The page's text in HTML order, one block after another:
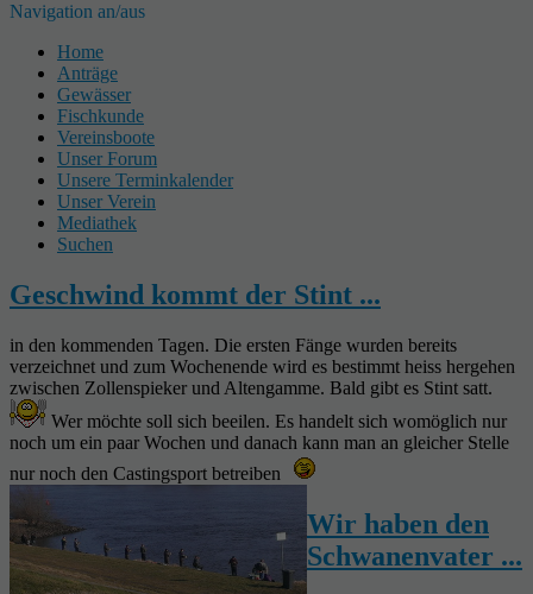
Navigation an/aus
Home
Anträge
Gewässer
Fischkunde
Vereinsboote
Unser Forum
Unsere Terminkalender
Unser Verein
Mediathek
Suchen
Geschwind kommt der Stint ...
in den kommenden Tagen. Die ersten Fänge wurden bereits
verzeichnet und zum Wochenende wird es bestimmt heiss hergehen
zwischen Zollenspieker und Altengamme. Bald gibt es Stint satt.
Wer möchte soll sich beeilen. Es handelt sich womöglich nur
noch um ein paar Wochen und danach kann man an gleicher Stelle
nur noch den Castingsport betreiben
Wir haben den
Schwanenvater ...